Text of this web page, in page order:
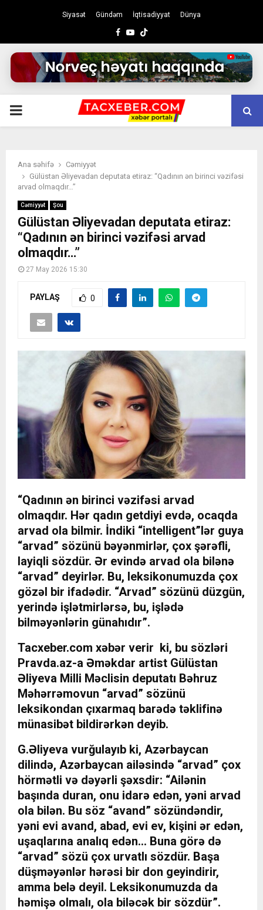
Siyasət Gündəm İqtisadiyyat Dünya
Facebook
Youtube
PRIMARY
Ana səhifə
Cəmiyyət
Gülüstan Əliyevadan deputata etiraz: “Qadının ən birinci vəzifəsi
arvad olmaqdır…”
Cəmiyyət Şou
Gülüstan Əliyevadan deputata etiraz:
“Qadının ən birinci vəzifəsi arvad
olmaqdır…”
27 May 2026 15:30
PAYLAŞ 0
“Qadının ən birinci vəzifəsi arvad
olmaqdır. Hər qadın getdiyi evdə, ocaqda
arvad ola bilmir. İndiki “intelligent”lər guya
“arvad” sözünü bəyənmirlər, çox şərəfli,
layiqli sözdür. Ər evində arvad ola bilənə
“arvad” deyirlər. Bu, leksikonumuzda çox
gözəl bir ifadədir. “Arvad” sözünü düzgün,
yerində işlətmirlərsə, bu, işlədə
bilməyənlərin günahıdır”.
Tacxeber.com xəbər verir ki, bu sözləri
Pravda.az-a Əməkdar artist Gülüstan
Əliyeva Milli Məclisin deputatı Bəhruz
Məhərrəmovun “arvad” sözünü
leksikondan çıxarmaq barədə təklifinə
münasibət bildirərkən deyib.
G.Əliyeva vurğulayıb ki, Azərbaycan
dilində, Azərbaycan ailəsində “arvad” çox
hörmətli və dəyərli şəxsdir: “Ailənin
başında duran, onu idarə edən, yəni arvad
ola bilən. Bu söz “avand” sözündəndir,
yəni evi avand, abad, evi ev, kişini ər edən,
uşaqlarına analıq edən… Buna görə də
“arvad” sözü çox urvatlı sözdür. Başa
düşməyənlər hərəsi bir don geyindirir,
amma belə deyil. Leksikonumuzda da
həmişə olmalı, ola biləcək bir sözdür”.